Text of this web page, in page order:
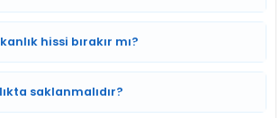
hissi bırakır mı?
saklanmalıdır?